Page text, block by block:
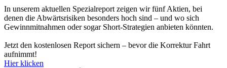
In unserem aktuellen Spezialreport zeigen wir fünf Aktien, bei
denen die Abwärtsrisiken besonders hoch sind – und wo sich
Gewinnmitnahmen oder sogar Short-Strategien anbieten könnten.
Jetzt den kostenlosen Report sichern – bevor die Korrektur Fahrt
aufnimmt!
Hier klicken